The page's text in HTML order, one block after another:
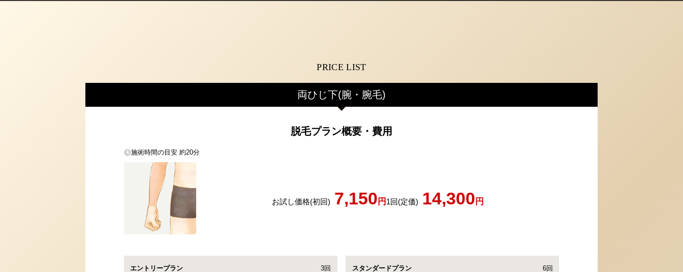
PRICE LIST
両ひじ下(腕・腕毛)
脱毛プラン概要・費用
施術時間の目安 約20分
お試し価格(初回) 7,150 円 1回(定価) 14,300 円
エントリープラン 3回 スタンダードプラン 6回